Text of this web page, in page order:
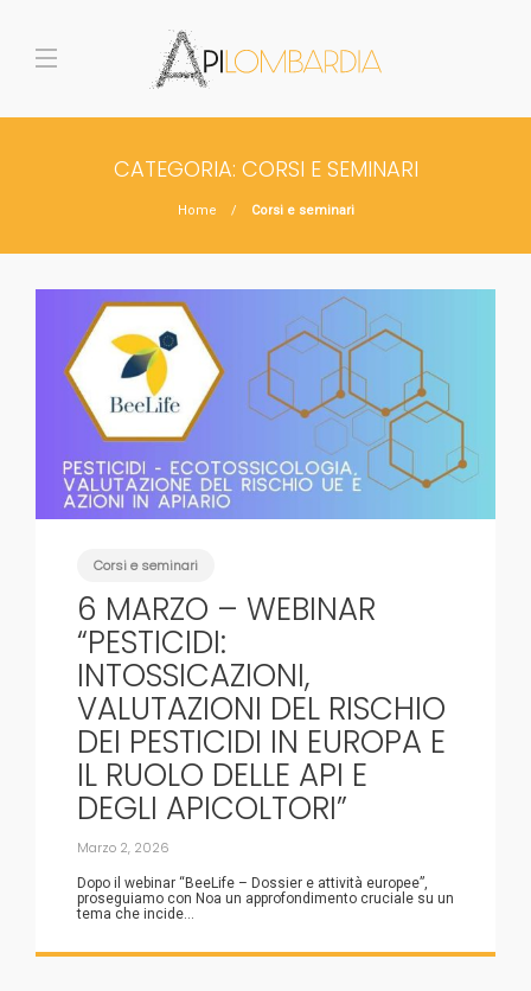
CATEGORIA: CORSI E SEMINARI
Home Corsi e seminari
Corsi e seminari
6 MARZO – WEBINAR
“PESTICIDI:
INTOSSICAZIONI,
VALUTAZIONI DEL RISCHIO
DEI PESTICIDI IN EUROPA E
IL RUOLO DELLE API E
DEGLI APICOLTORI”
Marzo 2, 2026
Dopo il webinar “BeeLife – Dossier e attività europee”,
proseguiamo con Noa un approfondimento cruciale su un
tema che incide...